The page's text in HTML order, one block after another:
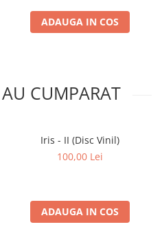
ADAUGA IN COS
CUMPARAT
Iris - II (Disc Vinil)
100,00 Lei
ADAUGA IN COS